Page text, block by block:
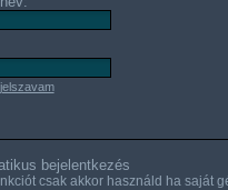
bejelentkezés
csak akkor használd ha saját